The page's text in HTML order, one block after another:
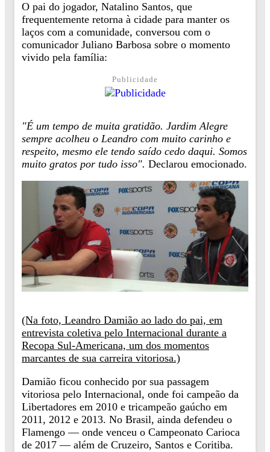
O pai do jogador, Natalino Santos, que
frequentemente retorna à cidade para manter os
laços com a comunidade, conversou com o
comunicador Juliano Barbosa sobre o momento
vivido pela família:
Publicidade
"É um tempo de muita gratidão. Jardim Alegre
sempre acolheu o Leandro com muito carinho e
respeito, mesmo ele tendo saído cedo daqui. Somos
muito gratos por tudo isso". Declarou emocionado.
(Na foto, Leandro Damião ao lado do pai, em
entrevista coletiva pelo Internacional durante a
Recopa Sul-Americana, um dos momentos
marcantes de sua carreira vitoriosa.)
Damião ficou conhecido por sua passagem
vitoriosa pelo Internacional, onde foi campeão da
Libertadores em 2010 e tricampeão gaúcho em
2011, 2012 e 2013. No Brasil, ainda defendeu o
Flamengo — onde venceu o Campeonato Carioca
de 2017 — além de Cruzeiro, Santos e Coritiba.